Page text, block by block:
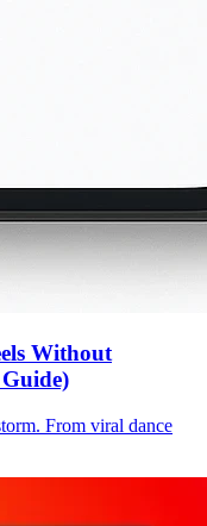
Without
From viral dance